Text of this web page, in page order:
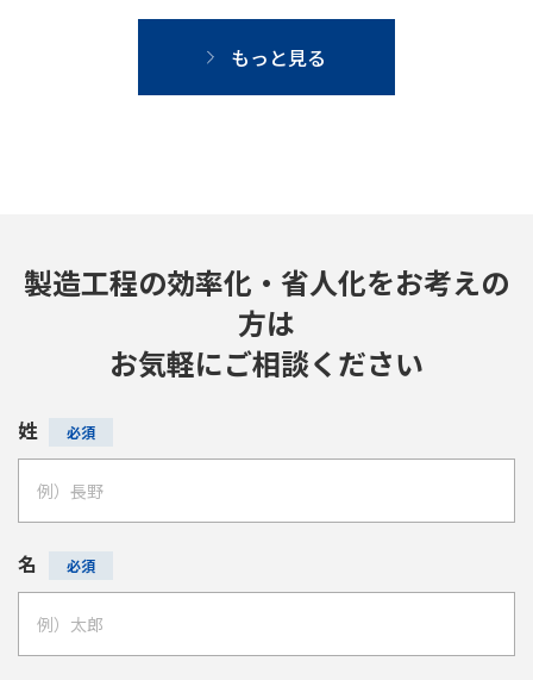
もっと見る
製造工程の効率化・省人化をお考えの
方は
お気軽にご相談ください
姓
名